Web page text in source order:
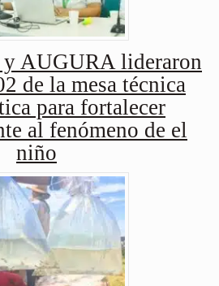
AUGURA lideraron
de la mesa técnica
para fortalecer
al fenómeno de el
niño